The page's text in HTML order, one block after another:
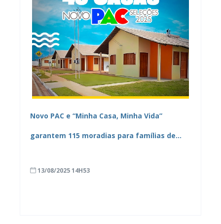
Novo PAC e “Minha Casa, Minha Vida”
garantem 115 moradias para famílias de
13/08/2025 14H53